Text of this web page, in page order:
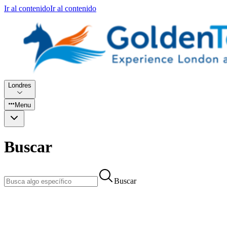
Ir al contenidoIr al contenido
Londres
Menu
Buscar
Buscar